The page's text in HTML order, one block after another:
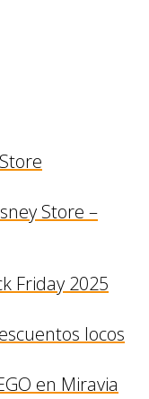
Store –
Friday 2025
locos
en Miravia